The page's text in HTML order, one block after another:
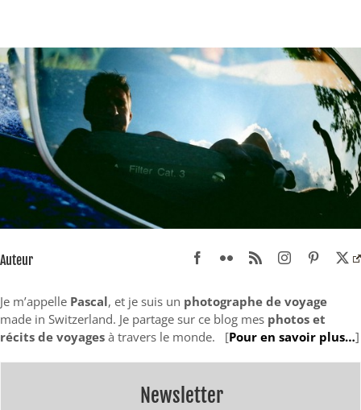
Auteur
Je m’appelle Pascal, et je suis un photographe de voyage
made in Switzerland. Je partage sur ce blog mes photos et
récits de voyages à travers le monde. [Pour en savoir plus…]
Newsletter